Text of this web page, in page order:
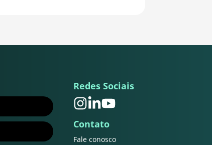
Redes Sociais
Contato
Fale conosco